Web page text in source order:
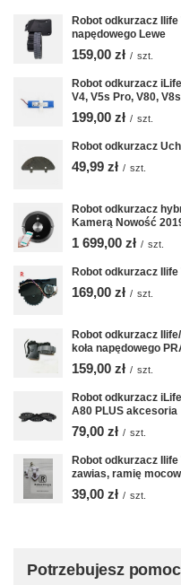
Robot odkurzacz Ilife
napędowego Lewe
159,00 zł / szt.
Robot odkurzacz
V4, V5s Pro, V80, V8s
199,00 zł / szt.
Robot odkurzacz
49,99 zł / szt.
Robot odkurzacz
Kamerą Nowość
1 699,00 zł / szt.
Robot odkurzacz Ilife
169,00 zł / szt.
Robot odkurzacz
koła napędowego
159,00 zł / szt.
Robot odkurzacz
A80 PLUS akcesoria
79,00 zł / szt.
Robot odkurzacz
zawias, ramię
39,00 zł / szt.
Potrzebujesz